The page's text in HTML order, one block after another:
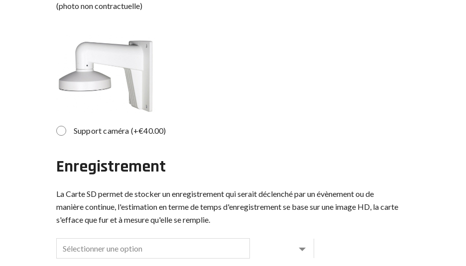
(photo non contractuelle)
Support caméra (+€40.00)
Enregistrement
La Carte SD permet de stocker un enregistrement qui serait déclenché par un évènement ou de
manière continue, l'estimation en terme de temps d'enregistrement se base sur une image HD, la carte
s'efface que fur et à mesure qu'elle se remplie.